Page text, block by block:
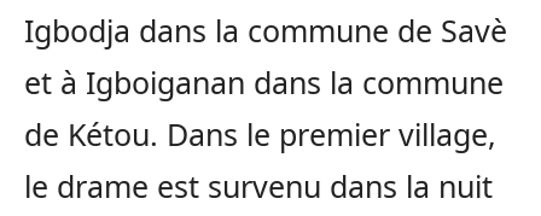
Igbodja dans la commune de Savè
et à Igboiganan dans la commune
de Kétou. Dans le premier village,
le drame est survenu dans la nuit